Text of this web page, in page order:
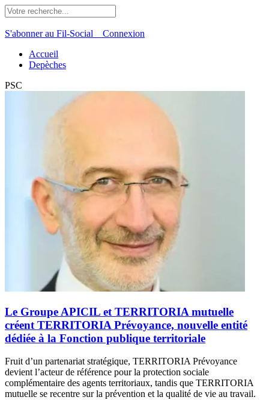
S'abonner au Fil-Social Connexion
Accueil
Depèches
PSC
Le Groupe APICIL et TERRITORIA mutuelle
créent TERRITORIA Prévoyance, nouvelle entité
dédiée à la Fonction publique territoriale
Fruit d’un partenariat stratégique, TERRITORIA Prévoyance
devient l’acteur de référence pour la protection sociale
complémentaire des agents territoriaux, tandis que TERRITORIA
mutuelle se recentre sur la prévention et la qualité de vie au travail.